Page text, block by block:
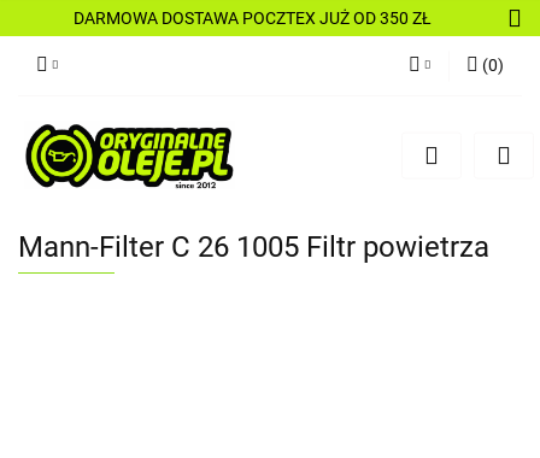
DARMOWA DOSTAWA POCZTEX JUŻ OD 350 ZŁ
Zarejestruj się
(0)
Mann-Filter C 26 1005 Filtr powietrza